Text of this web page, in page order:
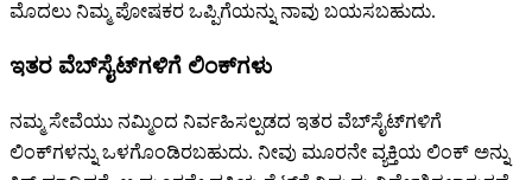
ಮೊದಲು ನಿಮ್ಮ ಪೋಷಕರ ಒಪ್ಪಿಗೆಯನ್ನು ನಾವು ಬಯಸಬಹುದು.
ಇತರ ವೆಬ್‌ಸೈಟ್‌ಗಳಿಗೆ ಲಿಂಕ್‌ಗಳು
ನಮ್ಮ ಸೇವೆಯು ನಮ್ಮಿಂದ ನಿರ್ವಹಿಸಲ್ಪಡದ ಇತರ ವೆಬ್‌ಸೈಟ್‌ಗಳಿಗೆ
ಲಿಂಕ್‌ಗಳನ್ನು ಒಳಗೊಂಡಿರಬಹುದು. ನೀವು ಮೂರನೇ ವ್ಯಕ್ತಿಯ ಲಿಂಕ್ ಅನ್ನು